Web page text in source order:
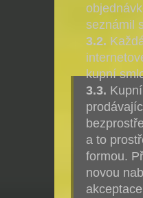
seznámil
3.2.
kupní
3.3.
a to
formou.
novou